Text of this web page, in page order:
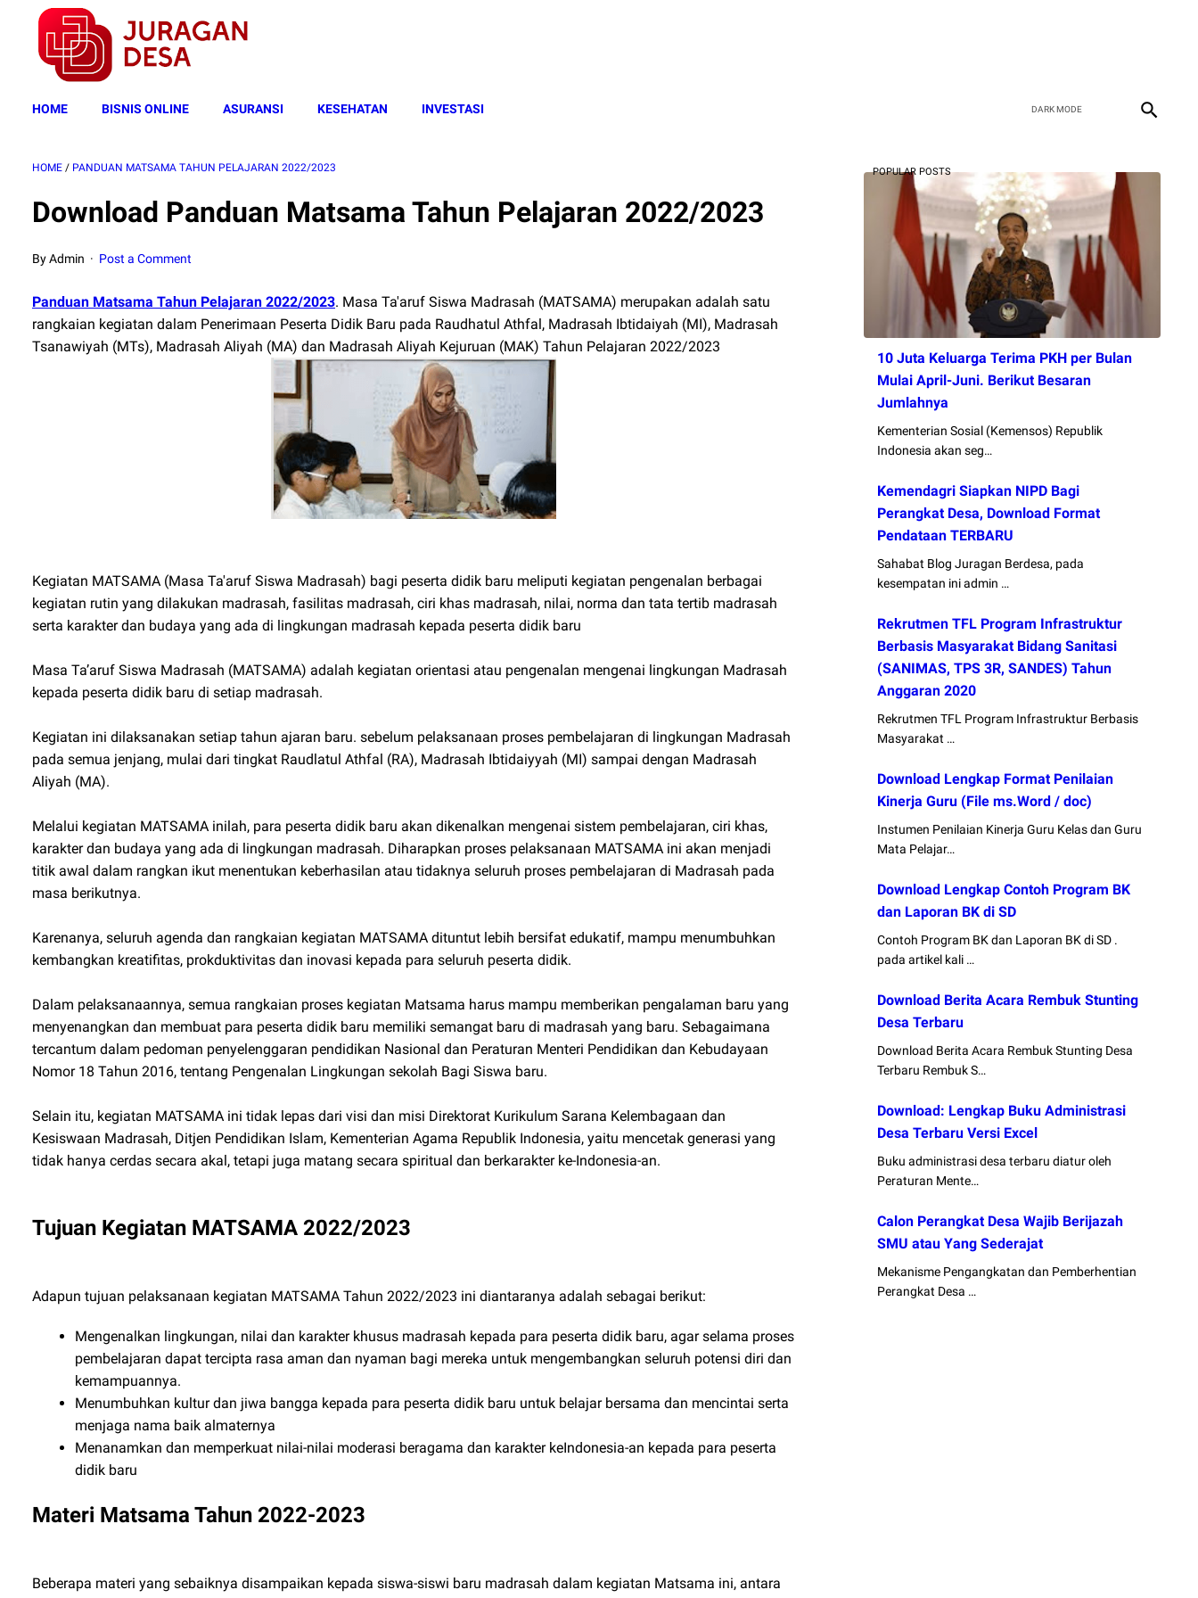
HOME BISNIS ONLINE ASURANSI KESEHATAN INVESTASI
HOME / PANDUAN MATSAMA TAHUN PELAJARAN 2022/2023
Download Panduan Matsama Tahun Pelajaran 2022/2023
By Admin Post a Comment
Panduan Matsama Tahun Pelajaran 2022/2023. Masa Ta'aruf Siswa Madrasah (MATSAMA) merupakan adalah satu
rangkaian kegiatan dalam Penerimaan Peserta Didik Baru pada Raudhatul Athfal, Madrasah Ibtidaiyah (MI), Madrasah
Tsanawiyah (MTs), Madrasah Aliyah (MA) dan Madrasah Aliyah Kejuruan (MAK) Tahun Pelajaran 2022/2023
Kegiatan MATSAMA (Masa Ta'aruf Siswa Madrasah) bagi peserta didik baru meliputi kegiatan pengenalan berbagai
kegiatan rutin yang dilakukan madrasah, fasilitas madrasah, ciri khas madrasah, nilai, norma dan tata tertib madrasah
serta karakter dan budaya yang ada di lingkungan madrasah kepada peserta didik baru
Masa Ta’aruf Siswa Madrasah (MATSAMA) adalah kegiatan orientasi atau pengenalan mengenai lingkungan Madrasah
kepada peserta didik baru di setiap madrasah.
Kegiatan ini dilaksanakan setiap tahun ajaran baru. sebelum pelaksanaan proses pembelajaran di lingkungan Madrasah
pada semua jenjang, mulai dari tingkat Raudlatul Athfal (RA), Madrasah Ibtidaiyyah (MI) sampai dengan Madrasah
Aliyah (MA).
Melalui kegiatan MATSAMA inilah, para peserta didik baru akan dikenalkan mengenai sistem pembelajaran, ciri khas,
karakter dan budaya yang ada di lingkungan madrasah. Diharapkan proses pelaksanaan MATSAMA ini akan menjadi
titik awal dalam rangkan ikut menentukan keberhasilan atau tidaknya seluruh proses pembelajaran di Madrasah pada
masa berikutnya.
Karenanya, seluruh agenda dan rangkaian kegiatan MATSAMA dituntut lebih bersifat edukatif, mampu menumbuhkan
kembangkan kreatifitas, prokduktivitas dan inovasi kepada para seluruh peserta didik.
Dalam pelaksanaannya, semua rangkaian proses kegiatan Matsama harus mampu memberikan pengalaman baru yang
menyenangkan dan membuat para peserta didik baru memiliki semangat baru di madrasah yang baru. Sebagaimana
tercantum dalam pedoman penyelenggaran pendidikan Nasional dan Peraturan Menteri Pendidikan dan Kebudayaan
Nomor 18 Tahun 2016, tentang Pengenalan Lingkungan sekolah Bagi Siswa baru.
Selain itu, kegiatan MATSAMA ini tidak lepas dari visi dan misi Direktorat Kurikulum Sarana Kelembagaan dan
Kesiswaan Madrasah, Ditjen Pendidikan Islam, Kementerian Agama Republik Indonesia, yaitu mencetak generasi yang
tidak hanya cerdas secara akal, tetapi juga matang secara spiritual dan berkarakter ke-Indonesia-an.
Tujuan Kegiatan MATSAMA 2022/2023
Adapun tujuan pelaksanaan kegiatan MATSAMA Tahun 2022/2023 ini diantaranya adalah sebagai berikut:
Mengenalkan lingkungan, nilai dan karakter khusus madrasah kepada para peserta didik baru, agar selama proses
pembelajaran dapat tercipta rasa aman dan nyaman bagi mereka untuk mengembangkan seluruh potensi diri dan
kemampuannya.
Menumbuhkan kultur dan jiwa bangga kepada para peserta didik baru untuk belajar bersama dan mencintai serta
menjaga nama baik almaternya
Menanamkan dan memperkuat nilai-nilai moderasi beragama dan karakter keIndonesia-an kepada para peserta
didik baru
Materi Matsama Tahun 2022-2023
Beberapa materi yang sebaiknya disampaikan kepada siswa-siswi baru madrasah dalam kegiatan Matsama ini, antara
POPULAR POSTS
10 Juta Keluarga Terima PKH per Bulan
Mulai April-Juni. Berikut Besaran
Jumlahnya
Kementerian Sosial (Kemensos) Republik
Indonesia akan seg…
Kemendagri Siapkan NIPD Bagi
Perangkat Desa, Download Format
Pendataan TERBARU
Sahabat Blog Juragan Berdesa, pada
kesempatan ini admin …
Rekrutmen TFL Program Infrastruktur
Berbasis Masyarakat Bidang Sanitasi
(SANIMAS, TPS 3R, SANDES) Tahun
Anggaran 2020
Rekrutmen TFL Program Infrastruktur Berbasis
Masyarakat …
Download Lengkap Format Penilaian
Kinerja Guru (File ms.Word / doc)
Instumen Penilaian Kinerja Guru Kelas dan Guru
Mata Pelajar…
Download Lengkap Contoh Program BK
dan Laporan BK di SD
Contoh Program BK dan Laporan BK di SD .
pada artikel kali …
Download Berita Acara Rembuk Stunting
Desa Terbaru
Download Berita Acara Rembuk Stunting Desa
Terbaru Rembuk S…
Download: Lengkap Buku Administrasi
Desa Terbaru Versi Excel
Buku administrasi desa terbaru diatur oleh
Peraturan Mente…
Calon Perangkat Desa Wajib Berijazah
SMU atau Yang Sederajat
Mekanisme Pengangkatan dan Pemberhentian
Perangkat Desa …